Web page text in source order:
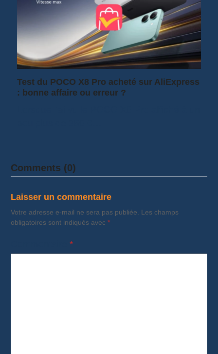
Test du POCO X8 Pro acheté sur AliExpress
: bonne affaire ou erreur ?
Comments (0)
Laisser un commentaire
Votre adresse e-mail ne sera pas publiée.
Les champs
obligatoires sont indiqués avec*
Commentaire*